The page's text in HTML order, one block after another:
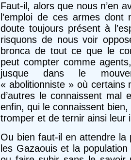
Faut-il, alors que nous n’en
l’emploi de ces armes
doute toujours présent à
risquons de nous voir
bronca de tout ce que le
peut compter comme
jusque dans le
« abolitionniste » où certains
d’autres le connaissent mal
enfin, qui le connaissent
tromper et de ternir ainsi leur
Ou bien faut-il en attendre la
les Gazaouis et la